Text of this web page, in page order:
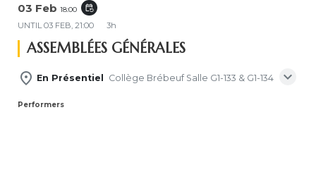
03 Feb 18:00 event_repeat
UNTIL03 FEB, 21:00 3h
ASSEMBLÉES GÉNÉRALES
place En Présentiel Collège Brébeuf Salle G1-133 & G1-134 expand_more
Performers